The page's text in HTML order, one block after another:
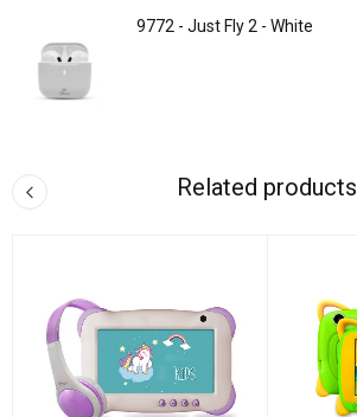
9772 - Just Fly 2 - White
Related products